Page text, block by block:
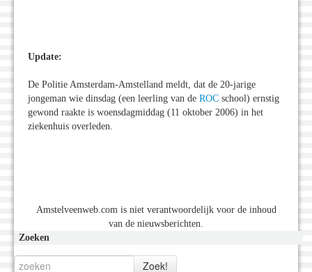
Update:
De Politie Amsterdam-Amstelland meldt, dat de 20-jarige
jongeman wie dinsdag (een leerling van de ROC school) ernstig
gewond raakte is woensdagmiddag (11 oktober 2006) in het
ziekenhuis overleden.
Amstelveenweb.com is niet verantwoordelijk voor de inhoud
van de nieuwsberichten.
Zoeken